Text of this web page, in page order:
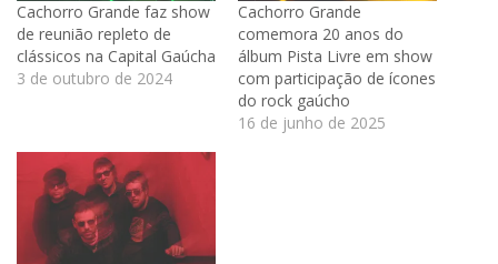
Cachorro Grande faz show
de reunião repleto de
clássicos na Capital Gaúcha
3 de outubro de 2024
Cachorro Grande
comemora 20 anos do
álbum Pista Livre em show
com participação de ícones
do rock gaúcho
16 de junho de 2025